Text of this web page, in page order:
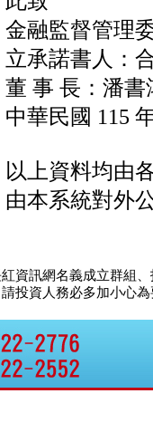
金融監督管理
立承諾書人：
董 事 長：潘書
中華民國 115
以上資料均由
由本系統對外
資訊網名義成立群組
投資人務必多加小心